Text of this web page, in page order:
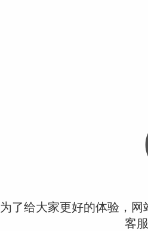
为了给大家更好的体验，
客